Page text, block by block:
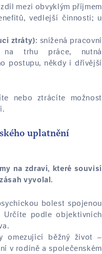
mezi obvyklým příjmem
vedlejší činnosti; u
ztráty): snížená pracovní
na trhu práce, nutná
postupu, někdy i dřívější
nebo ztrácíte možnost
uplatnění
na zdraví, které souvisí
vyvolal.
bolest spojenou
Určíte podle objektivních
omezující běžný život –
v rodině a společenském